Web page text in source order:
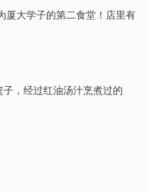
厦大学子的第二食堂！店里有
，经过红油汤汁烹煮过的